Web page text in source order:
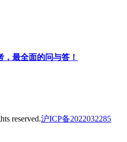
，最全面的问与答！
reserved.沪ICP备2022032285